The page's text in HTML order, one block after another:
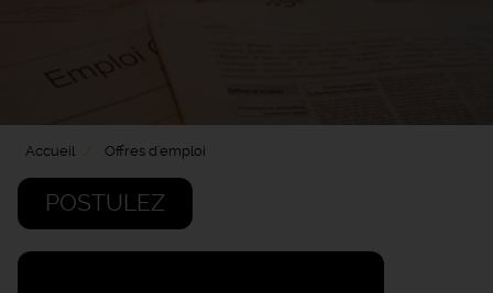
Accueil Offres d'emploi
POSTULEZ